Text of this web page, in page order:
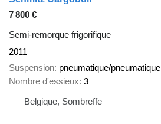
7 800 €
Semi-remorque frigorifique
2011
Suspension pneumatique/pneumatique
Nombre d'essieux 3
Belgique, Sombreffe